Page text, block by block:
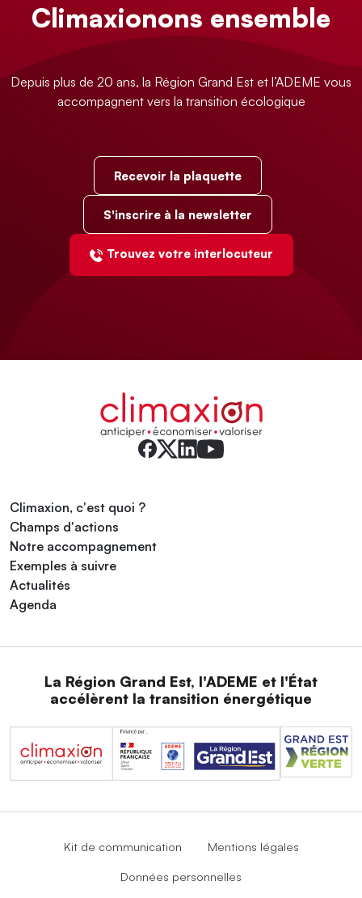
Climaxionons ensemble
Depuis plus de 20 ans, la Région Grand Est et l’ADEME vous
accompagnent vers la transition écologique
Recevoir la plaquette
S'inscrire à la newsletter
Trouvez votre interlocuteur
Climaxion, c'est quoi ?
Champs d'actions
Notre accompagnement
Exemples à suivre
Actualités
Agenda
La Région Grand Est, l'ADEME et l'État
accélèrent la transition énergétique
Kit de communication Mentions légales
Données personnelles